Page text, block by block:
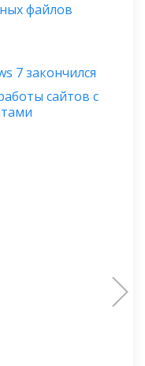
файлов
7 закончился
сайтов с